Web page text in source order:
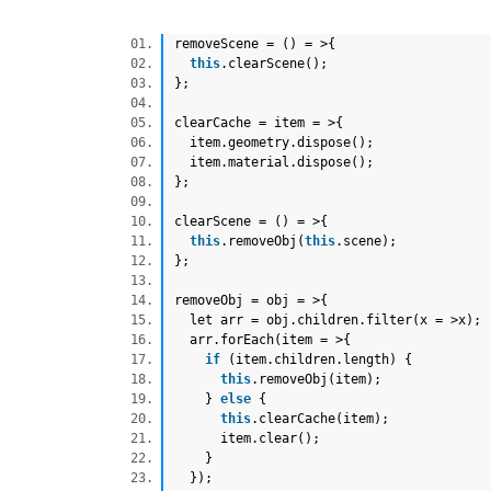
removeScene = () = >{
this.clearScene();
};
clearCache = item = >{
item.geometry.dispose();
item.material.dispose();
};
clearScene = () = >{
this.removeObj(this.scene);
};
removeObj = obj = >{
let arr = obj.children.filter(x =
arr.forEach(item = >{
if (item.children.length) {
this.removeObj(item);
} else {
this.clearCache(item);
item.clear();
}
});